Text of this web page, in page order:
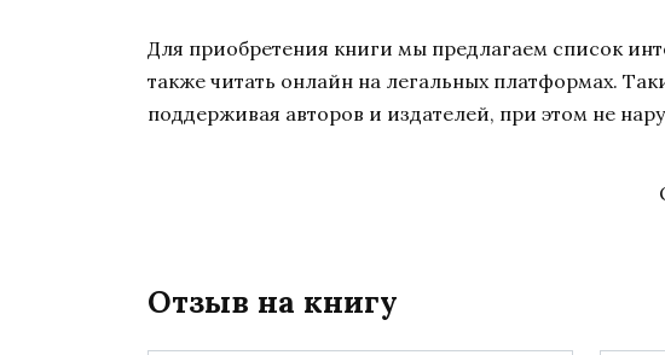
Для приобретения книги мы предлагаем список
также читать онлайн на легальных платформах.
поддерживая авторов и издателей, при этом не
Отзыв на книгу